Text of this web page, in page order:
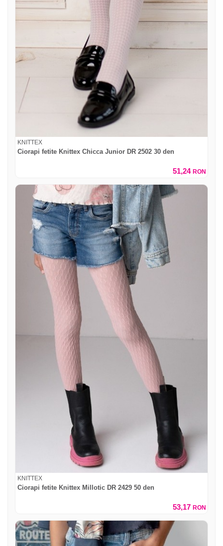
KNITTEX
Ciorapi fetite Knittex Chicca Junior DR 2502 30 den
51,24 RON
KNITTEX
Ciorapi fetite Knittex Millotic DR 2429 50 den
53,17 RON